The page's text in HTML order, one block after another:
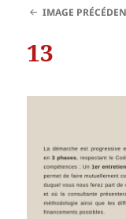
jeunes
IMAGE
13